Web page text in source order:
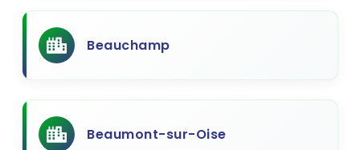
Beauchamp
Beaumont-sur-Oise